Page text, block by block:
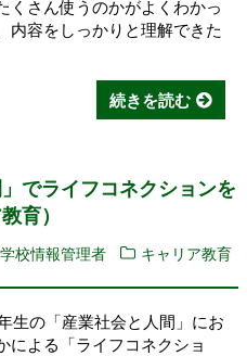
くさん使うのかがよくわかっ
内容をしっかりと理解できた
続きを読む
でライフコネクションを
育）
校情報管理者
キャリア教育
生の「産業社会と人間」にお
による「ライフコネクショ